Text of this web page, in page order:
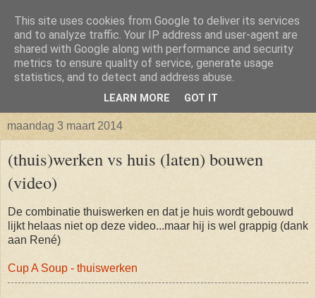
Isabellaland -> Biancaland
De belevenissen omtrent het verkrijgen van een bouwkavel
maandag 3 maart 2014
(thuis)werken vs huis (laten) bouwen
(video)
De combinatie thuiswerken en dat je huis wordt gebouwd
lijkt helaas niet op deze video...maar hij is wel grappig (dank
aan René)
Cup A Soup - thuiswerken
This site uses cookies from Google to deliver its services
and to analyze traffic. Your IP address and user-agent are
shared with Google along with performance and security
metrics to ensure quality of service, generate usage
statistics, and to detect and address abuse.
LEARN MORE GOT IT